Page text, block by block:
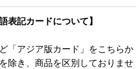
表記カードについて】
「アジア版カード」をこちらか
除き、商品を区別しておりませ